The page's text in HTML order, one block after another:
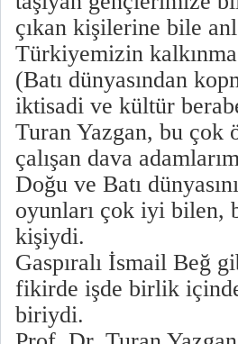
çıkan kişilerine bile
Türkiyemizin
(Batı dünyasından
iktisadi ve kültür
Turan Yazgan, bu çok
çalışan dava
Doğu ve Batı
oyunları çok iyi bilen,
kişiydi.
Gaspıralı İsmail Beğ
fikirde işde birlik
biriydi.